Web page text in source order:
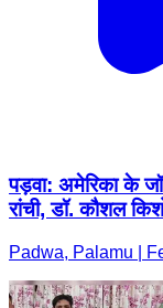
पड़वा: अमेरिका के
रांची, डॉ. कौशल
Padwa, Palamu |